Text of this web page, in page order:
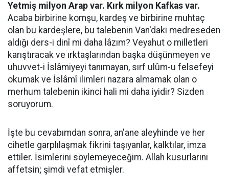
Yetmiş milyon Arap var. Kırk milyon Kafkas var.
Acaba birbirine komşu, kardeş ve birbirine muhtaç
olan bu kardeşlere, bu talebenin Van'daki medreseden
aldığı ders-i dinî mi daha lâzım? Veyahut o milletleri
karıştıracak ve ırktaşlarından başka düşünmeyen ve
uhuvvet-i İslâmiyeyi tanımayan, sırf ulûm-u felsefeyi
okumak ve İslâmî ilimleri nazara almamak olan o
merhum talebenin ikinci hali mi daha iyidir? Sizden
soruyorum.
İşte bu cevabımdan sonra, an'ane aleyhinde ve her
cihetle garplılaşmak fikrini taşıyanlar, kalktılar, imza
ettiler. İsimlerini söylemeyeceğim. Allah kusurlarını
affetsin; şimdi vefat etmişler.